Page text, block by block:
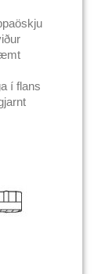
í flans